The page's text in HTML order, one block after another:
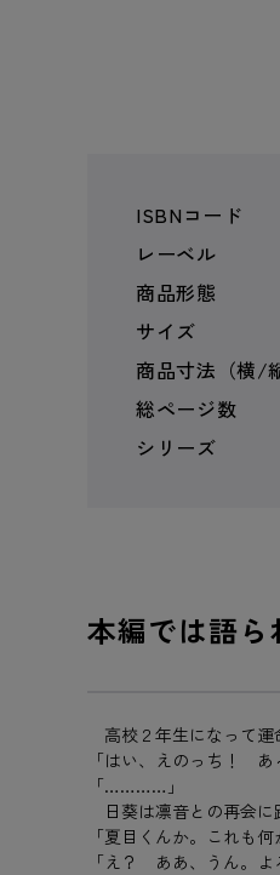
ISBNコード
レーベル
商品形態
サイズ
商品寸法（横/
総ページ数
シリーズ
本編では語ら
高校２年生になって運
「はい、えのっち！ あ
「…………」
日葵は凛音との再会に
「夏目くんか。これも
「え？ ああ、うん。